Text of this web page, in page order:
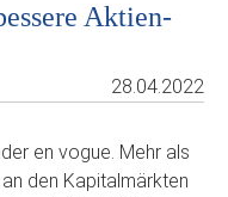
Aktien-
28.04.2022
en vogue. Mehr als
den Kapitalmärkten